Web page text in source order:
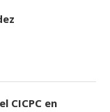
CICPC en